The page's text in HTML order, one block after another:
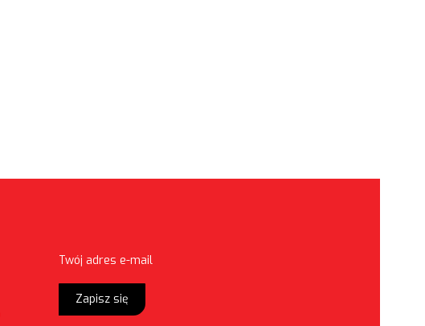
Twój adres e-mail
Zapisz się